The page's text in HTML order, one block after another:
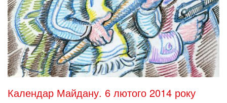
Календар Майдану. 6 лютого 2014 року